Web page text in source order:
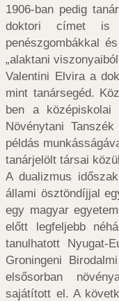
1906-ban pedig
doktori címet is
penészgombákkal
„alaktani
Valentini Elvira a
mint tanársegéd.
ben a középiskolai
Növénytani
példás
tanárjelölt társai
A dualizmus
állami ösztöndíjjal
egy magyar
előtt legfeljebb
tanulhatott Nyugat-
Groningeni
elsősorban
sajátított el. A